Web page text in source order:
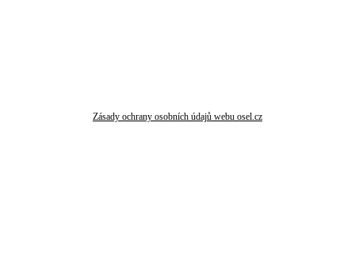
Zásady ochrany osobních údajů webu osel.cz